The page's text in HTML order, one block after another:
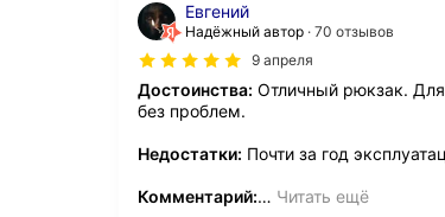
Евгений
Надёжный автор 70 отзывов
9 апреля
Достоинства: Отличный рюкзак. Для
без проблем.
Недостатки: Почти за год
Комментарий:… Читать ещё